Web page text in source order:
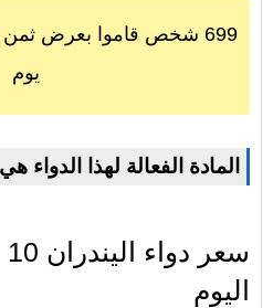
يوم
alendronate المادة الفعالة لهذا الدواء هي
اليوم